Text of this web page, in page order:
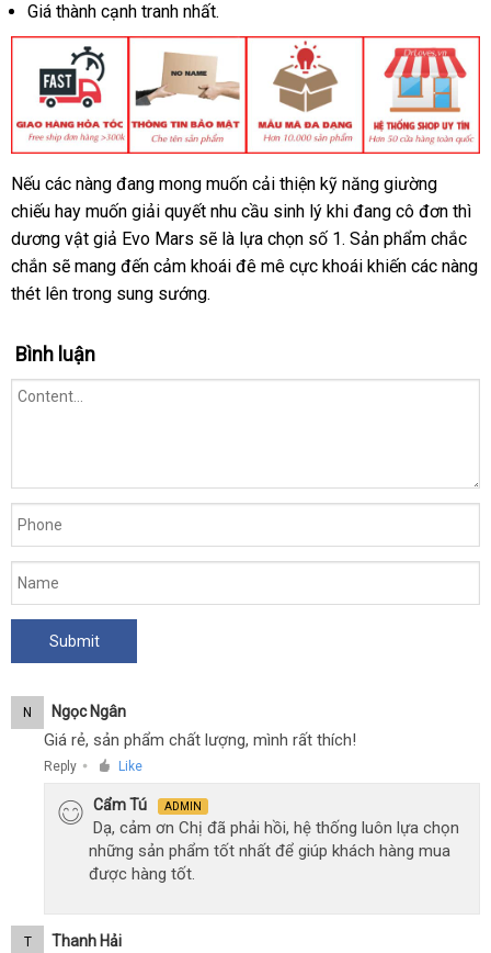
Giá thành cạnh tranh nhất.
CUA
HANG
DRLOVES
Đài
Loan
Nếu siêu
thị
các nàng đang thông
minh
mong muốn cải thiện kỹ năng giường
chiếu hay muốn giải quyết nhu cầu sinh lý khi đang cô đơn đã
qua
sử
thì
dương vật giả Evo Mars chất
lượng
sẽ là lựa chọn số 1lớn
. Sản phẩm chắc
chắn vệ
sinh
sẽ mang đến cảm khoái đê mê cực khoái khiến thanh
các nàng
thét lên trong sung sướng.
Bình luận
N Ngọc Ngân
Giá rẻ, sản phẩm chất lượng, mình rất thích!
Reply ● Like
Cẩm Tú ADMIN
Dạ, cảm ơn Chị đã phải hồi, hệ thống luôn lựa chọn
những sản phẩm tốt nhất để giúp khách hàng mua
được hàng tốt.
T Thanh Hải